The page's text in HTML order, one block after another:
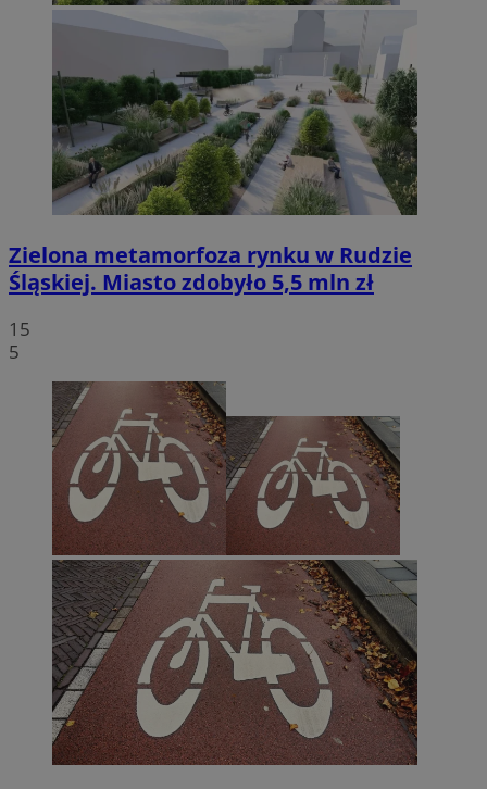
Zielona metamorfoza rynku w Rudzie
Śląskiej. Miasto zdobyło 5,5 mln zł
15
5